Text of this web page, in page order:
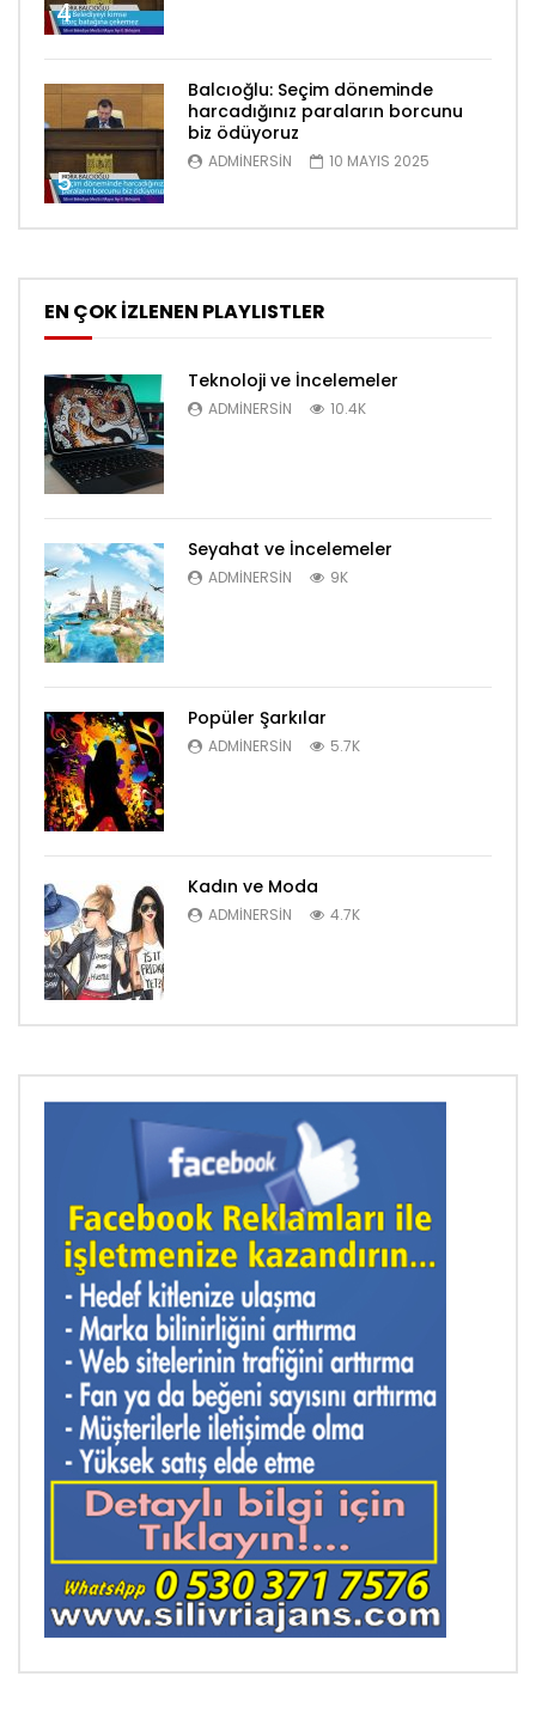
4
5
Balcıoğlu: Seçim döneminde
harcadığınız paraların borcunu
biz ödüyoruz
ADMINERSIN 10 MAYIS 2025
EN ÇOK İZLENEN PLAYLISTLER
Teknoloji ve İncelemeler
ADMINERSIN 10.4K
Seyahat ve İncelemeler
ADMINERSIN 9K
Popüler Şarkılar
ADMINERSIN 5.7K
Kadın ve Moda
ADMINERSIN 4.7K